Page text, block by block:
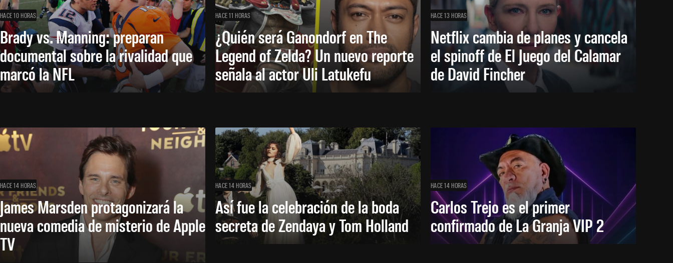
HACE 10 HORAS
Brady vs. Manning: preparan
documental sobre la rivalidad que
marcó la NFL
HACE 11 HORAS
¿Quién será Ganondorf en The
Legend of Zelda? Un nuevo reporte
señala al actor Uli Latukefu
HACE 13 HORAS
Netflix cambia de planes y cancela
el spinoff de El Juego del Calamar
de David Fincher
HACE 14 HORAS
James Marsden protagonizará la
nueva comedia de misterio de Apple
TV
HACE 14 HORAS
Así fue la celebración de la boda
secreta de Zendaya y Tom Holland
HACE 14 HORAS
Carlos Trejo es el primer
confirmado de La Granja VIP 2